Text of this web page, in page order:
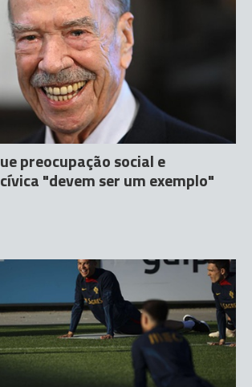
preocupação social e
"devem ser um exemplo"